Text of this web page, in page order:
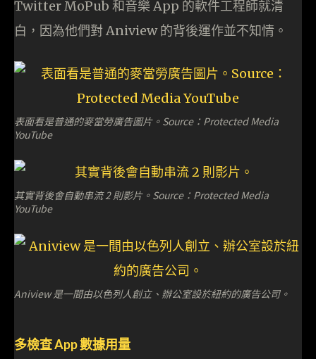
Twitter MoPub 和音樂 App 的軟件工程師就清
白，因為他們對 Aniview 的背後運作並不知情。
表面看是普通的麥當勞廣告圖片。Source：Protected Media
YouTube
其實背後會自動串流 2 則影片。Source：Protected Media
YouTube
Aniview 是一間由以色列人創立、辦公室設於紐約的廣告公司。
多檢查 App 數據用量